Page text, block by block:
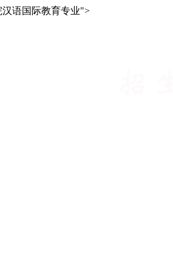
语国际教育专业">